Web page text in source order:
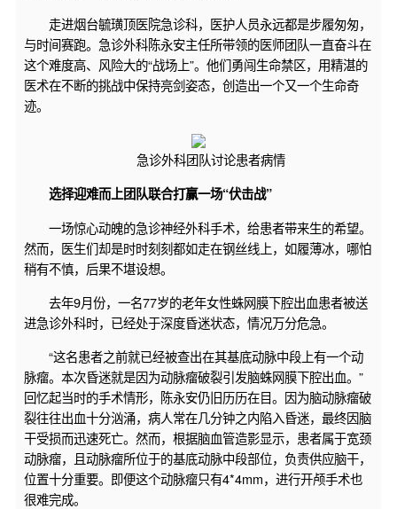
走进烟台毓璜顶医院急诊科，医护人员永远都是步履匆匆，
与时间赛跑。急诊外科陈永安主任所带领的医师团队一直奋斗在
这个难度高、风险大的“战场上”。他们勇闯生命禁区，用精湛的
医术在不断的挑战中保持亮剑姿态，创造出一个又一个生命奇
迹。
急诊外科团队讨论患者病情
选择迎难而上团队联合打赢一场“伏击战”
一场惊心动魄的急诊神经外科手术，给患者带来生的希望。
然而，医生们却是时时刻刻都如走在钢丝线上，如履薄冰，哪怕
稍有不慎，后果不堪设想。
去年9月份，一名77岁的老年女性蛛网膜下腔出血患者被送
进急诊外科时，已经处于深度昏迷状态，情况万分危急。
“这名患者之前就已经被查出在其基底动脉中段上有一个动
脉瘤。本次昏迷就是因为动脉瘤破裂引发脑蛛网膜下腔出血。”
回忆起当时的手术情形，陈永安仍旧历历在目。因为脑动脉瘤破
裂往往出血十分汹涌，病人常在几分钟之内陷入昏迷，最终因脑
干受损而迅速死亡。然而，根据脑血管造影显示，患者属于宽颈
动脉瘤，且动脉瘤所位于的基底动脉中段部位，负责供应脑干，
位置十分重要。即便这个动脉瘤只有4*4mm，进行开颅手术也
很难完成。